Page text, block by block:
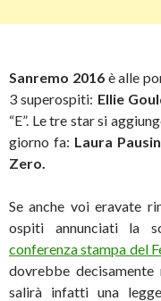
Sanremo 2016è alle
3 superospiti: Ellie
“E”. Le tre star si
giorno fa: Laura
Zero.
Se anche voi eravate
ospiti annunciati la
conferenza stampa del
dovrebbe
salirà infatti una